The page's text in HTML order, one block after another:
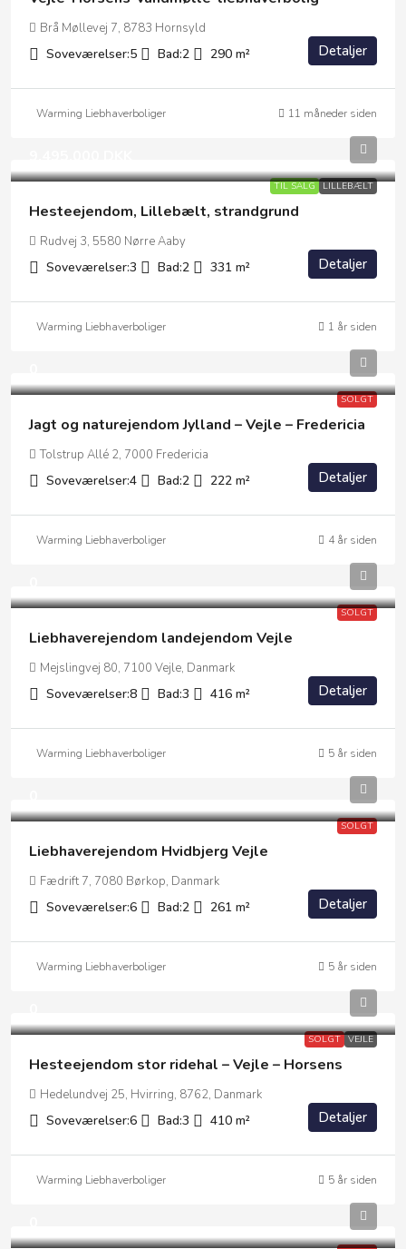
Brå Møllevej 7, 8783 Hornsyld
Soveværelser:5 Bad:2 290 m² Detaljer
Warming Liebhaverboliger 11 måneder siden
TIL SALG LILLEBÆLT
Hesteejendom, Lillebælt, strandgrund
Rudvej 3, 5580 Nørre Aaby
Soveværelser:3 Bad:2 331 m² Detaljer
Warming Liebhaverboliger 1 år siden
SOLGT
Jagt og naturejendom Jylland – Vejle – Fredericia
Tolstrup Allé 2, 7000 Fredericia
Soveværelser:4 Bad:2 222 m² Detaljer
Warming Liebhaverboliger 4 år siden
SOLGT
Liebhaverejendom landejendom Vejle
Mejslingvej 80, 7100 Vejle, Danmark
Soveværelser:8 Bad:3 416 m² Detaljer
Warming Liebhaverboliger 5 år siden
SOLGT
Liebhaverejendom Hvidbjerg Vejle
Fædrift 7, 7080 Børkop, Danmark
Soveværelser:6 Bad:2 261 m² Detaljer
Warming Liebhaverboliger 5 år siden
SOLGT VEJLE
Hesteejendom stor ridehal – Vejle – Horsens
Hedelundvej 25, Hvirring, 8762, Danmark
Soveværelser:6 Bad:3 410 m² Detaljer
Warming Liebhaverboliger 5 år siden